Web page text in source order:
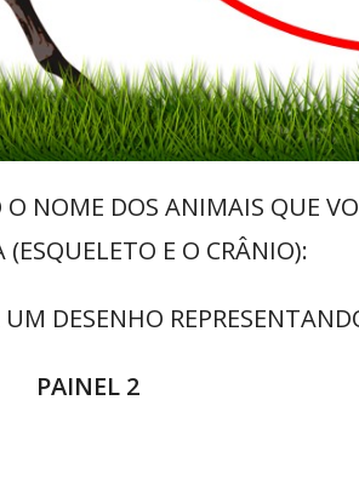
NOME DOS ANIMAIS QUE
(ESQUELETO E O CRÂNIO):
DESENHO
PAINEL 2